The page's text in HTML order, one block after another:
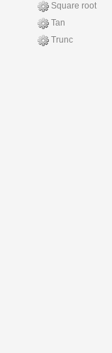
Square root
Tan
Trunc